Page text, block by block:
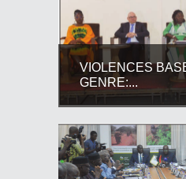
VIOLENCES
GENRE:...